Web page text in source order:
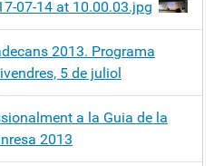
07-14 at 10.00.03.jpg
2013. Programa
5 de juliol
a la Guia de la
2013